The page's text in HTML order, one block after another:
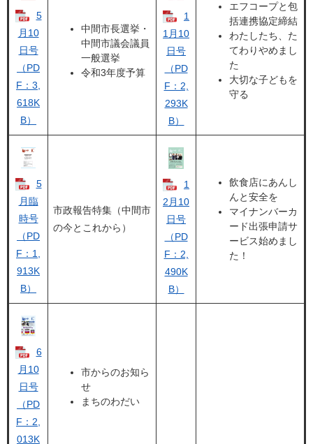
5
月10
日号
（PD
F：3,
618K
B）
中間市長選挙・
中間市議会議員
一般選挙
令和3年度予算
1
1月10
日号
（PD
F：2,
293K
B）
エフコープと包
括連携協定締結
わたしたち、た
てわりやめまし
た
大切な子どもを
守る
5
月臨
時号
（PD
F：1,
913K
B）
市政報告特集（中間市
の今とこれから）
1
2月10
日号
（PD
F：2,
490K
B）
飲食店にあんし
んと安全を
マイナンバーカ
ード出張申請サ
ービス始めまし
た！
6
月10
日号
（PD
F：2,
013K
市からのお知ら
せ
まちのわだい